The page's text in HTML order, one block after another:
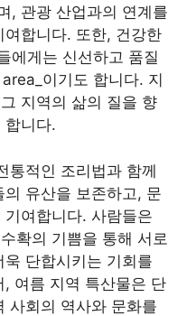
, 관광 산업과의 연계를
합니다. 또한, 건강한
에게는 신선하고 품질
이기도 합니다. 지
지역의 삶의 질을 향
합니다.
통적인 조리법과 함께
유산을 보존하고, 문
여합니다. 사람들은
확의 기쁨을 통해 서로
단합시키는 기회를
여름 지역 특산물은 단
사회의 역사와 문화를